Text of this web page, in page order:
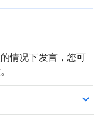
情况下发言，您可